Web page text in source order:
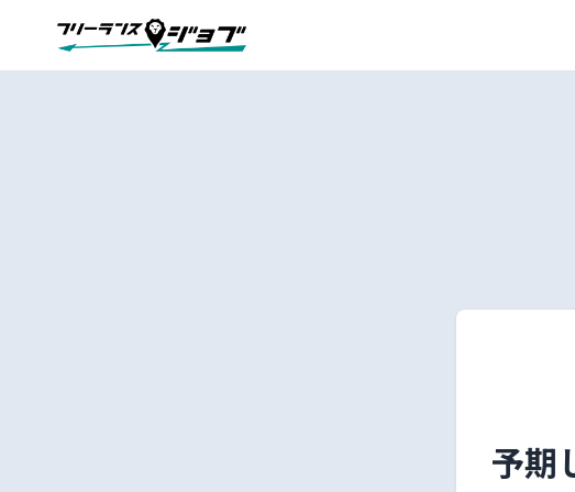
予期